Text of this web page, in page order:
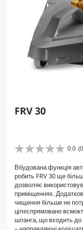
FRV 30
0.0
0
0
з
5
з
і
р
о
Вбудована функція
робить FRV 30 ще
дозволяє
приміщеннях.
чищення більше не
цілеспрямовано
шланга, що входить до